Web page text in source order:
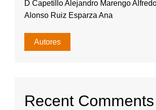
D Capetillo Alejandro Marengo
Alonso Ruiz Esparza Ana
Autores
Recent Comments